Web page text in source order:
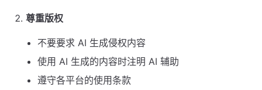
尊重版权
不要要求 AI 生成侵权内容
使用 AI 生成的内容时注明 AI 辅助
遵守各平台的使用条款